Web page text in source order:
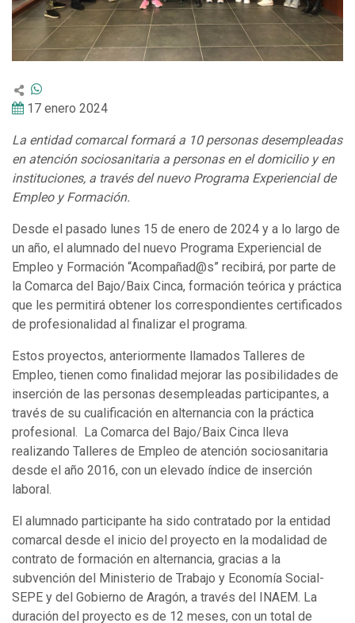
17 enero 2024
La entidad comarcal formará a 10 personas desempleadas
en atención sociosanitaria a personas en el domicilio y en
instituciones, a través del nuevo Programa Experiencial de
Empleo y Formación.
Desde el pasado lunes 15 de enero de 2024 y a lo largo de
un año, el alumnado del nuevo Programa Experiencial de
Empleo y Formación “Acompañad@s” recibirá, por parte de
la Comarca del Bajo/Baix Cinca, formación teórica y práctica
que les permitirá obtener los correspondientes certificados
de profesionalidad al finalizar el programa.
Estos proyectos, anteriormente llamados Talleres de
Empleo, tienen como finalidad mejorar las posibilidades de
inserción de las personas desempleadas participantes, a
través de su cualificación en alternancia con la práctica
profesional. La Comarca del Bajo/Baix Cinca lleva
realizando Talleres de Empleo de atención sociosanitaria
desde el año 2016, con un elevado índice de inserción
laboral.
El alumnado participante ha sido contratado por la entidad
comarcal desde el inicio del proyecto en la modalidad de
contrato de formación en alternancia, gracias a la
subvención del Ministerio de Trabajo y Economía Social-
SEPE y del Gobierno de Aragón, a través del INAEM. La
duración del proyecto es de 12 meses, con un total de